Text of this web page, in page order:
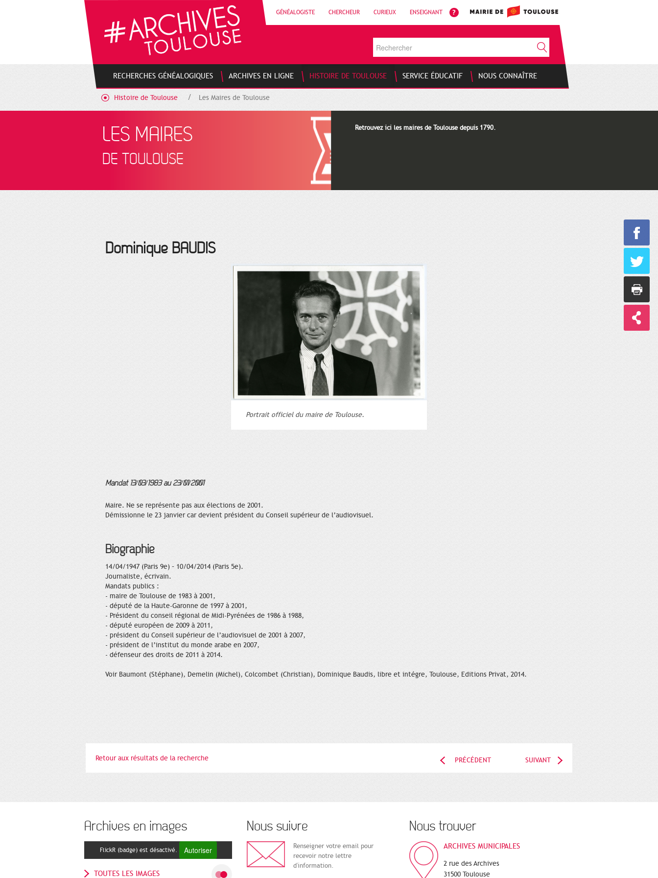
GÉNÉALOGISTE CHERCHEUR CURIEUX ENSEIGNANT
RECHERCHES GÉNÉALOGIQUES ARCHIVES EN LIGNE HISTOIRE DE TOULOUSE SERVICE ÉDUCATIF NOUS CONNAÎTRE
Histoire de Toulouse Les Maires de Toulouse
LES MAIRES
DE TOULOUSE
Retrouvez ici les maires de Toulouse depuis 1790.
Dominique BAUDIS
Portrait officiel du maire de Toulouse.
Mandat 13/03/1983 au 23/01/2001
Maire. Ne se représente pas aux élections de 2001.
Démissionne le 23 janvier car devient président du Conseil supérieur de l’audiovisuel.
Biographie
14/04/1947 (Paris 9e) – 10/04/2014 (Paris 5e).
Journaliste, écrivain.
Mandats publics :
- maire de Toulouse de 1983 à 2001,
- député de la Haute-Garonne de 1997 à 2001,
- Président du conseil régional de Midi-Pyrénées de 1986 à 1988,
- député européen de 2009 à 2011,
- président du Conseil supérieur de l’audiovisuel de 2001 à 2007,
- président de l’institut du monde arabe en 2007,
- défenseur des droits de 2011 à 2014.
Voir Baumont (Stéphane), Demelin (Michel), Colcombet (Christian), Dominique Baudis, libre et intégre, Toulouse, Editions Privat, 2014.
Retour aux résultats de la recherche PRÉCÉDENT SUIVANT
Archives en images
FlickR (badge) est désactivé. Autoriser
TOUTES LES IMAGES
Nous suivre
Renseigner votre email pour
recevoir notre lettre
d'information.
Nous trouver
ARCHIVES MUNICIPALES
2 rue des Archives
31500 Toulouse
Gestion de vos préférences sur les cookies